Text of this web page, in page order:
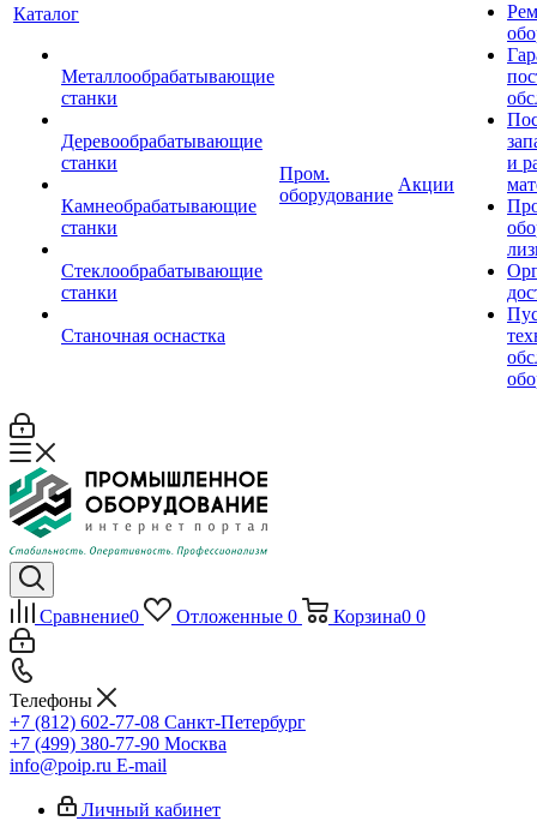
Каталог
Металлообрабатывающие
станки
Деревообрабатывающие
станки
Камнеобрабатывающие
станки
Стеклообрабатывающие
станки
Станочная оснастка
Пром.
оборудование
Акции
и
Сравнение0 Отложенные 0 Корзина0 0
Телефоны
+7 (812) 602-77-08 Санкт-Петербург
+7 (499) 380-77-90 Москва
info@poip.ru E-mail
Личный кабинет